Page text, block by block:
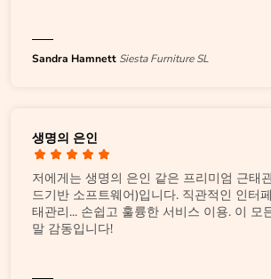
Sandra Hamnett Siesta Furniture SL
생명의 은인
저에게는 생명의 은인 같은 프리미엄 근태
드기반 소프트웨어)입니다. 직관적인 인터
태관리... 손쉽고 훌륭한 서비스 이용. 이 모
말 감동입니다!